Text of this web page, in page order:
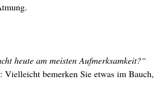
heute am meisten Aufmerksamkeit?“
Vielleicht bemerken Sie etwas im Bauch,